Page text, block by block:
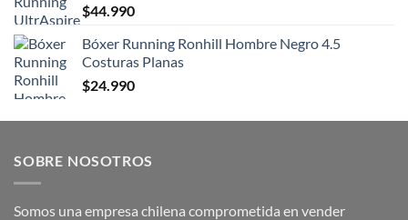
$44.990
Bóxer Running Ronhill Hombre Negro 4.5
Costuras Planas
$24.990
SOBRE NOSOTROS
Somos una empresa chilena comprometida en vender